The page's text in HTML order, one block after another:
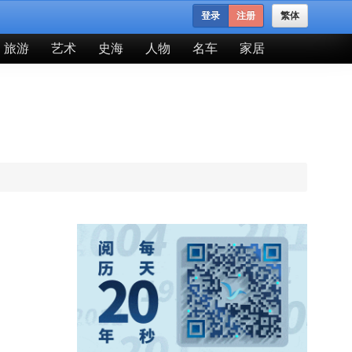
繁体
登录 注册
旅游 艺术 史海 人物 名车 家居